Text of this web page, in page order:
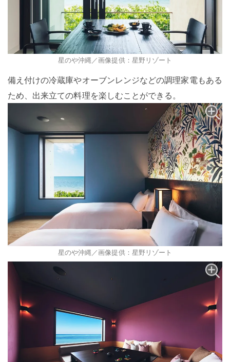
星のや沖縄／画像提供：星野リゾート
備え付けの冷蔵庫やオーブンレンジなどの調理家電もある
ため、出来立ての料理を楽しむことができる。
星のや沖縄／画像提供：星野リゾート